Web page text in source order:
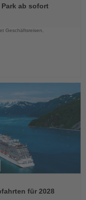
ab sofort
Geschäftsreisen,
für 2028